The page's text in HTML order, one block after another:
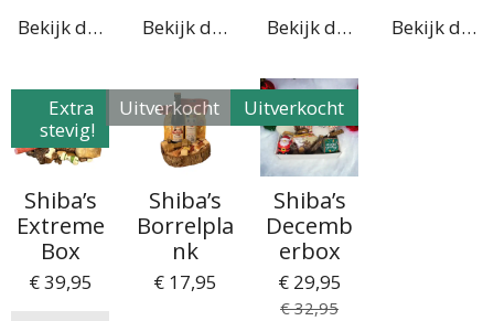
Bekijk details Bekijk details Bekijk details Bekijk
Extra
stevig!
Shiba’s
Extreme
Box
€ 39,95
Uitverkocht
Shiba’s
Borrelpla
nk
€ 17,95
Uitverkocht
Shiba’s
Decemb
erbox
€ 29,95
€ 32,95